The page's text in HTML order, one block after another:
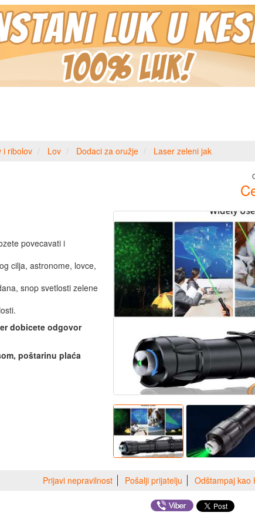
i ribolov Lov Dodaci za oružje Laser zeleni jak
povecavati i
cilja, astronome, lovce,
snop svetlosti zelene
dobicete odgovor
poštarinu plaća
Prijavi nepravilnost Pošalji prijatelju Odštampaj kao